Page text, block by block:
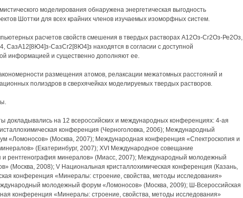
моделирования обнаружена энергетическая выгодность
Шоттки для всех крайних членов изучаемых изоморфных систем.
расчетов свойств смешения в твердых растворах А12Оз-Сг2Оз-Ре2Оз,
СазА12[8Ю4]з-СазСг2[8Ю4]з находятся в согласии с доступной
информацией и существенно дополняют ее.
размещения атомов, релаксации межатомных расстояний и
полиэдров в сверхячейках моделируемых твердых растворов.
докладывались на 12 всероссийских и международных конференциях: 4-ая
конференция (Черноголовка, 2006); Международный
«Ломоносов» (Москва, 2007); Международная конференция «Спектроскопия и
(Екатеринбург, 2007); XVI Международное совещание
и рентгенография минералов» (Миасс, 2007); Международный молодежный
(Москва, 2008); V Национальная кристаллохимическая конференция (Казань,
конференция «Минералы: строение, свойства, методы исследования»
молодежный форум «Ломоносов» (Москва, 2009); Ш-Всероссийская
конференция «Минералы: строение, свойства, методы исследования»